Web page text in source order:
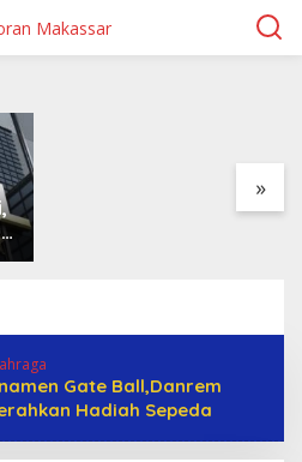
»
UNIMEN Buka 8 Prodi
Gate Ball,Danrem
Hadiah Sepeda